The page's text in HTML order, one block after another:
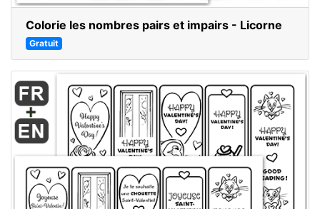
Colorie les nombres pairs et impairs - Licorne
Gratuit